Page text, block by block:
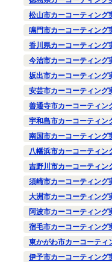
松山市カーコーティング
鳴門市カーコーティング
香川県カーコーティング
今治市カーコーティング
坂出市カーコーティング
安芸市カーコーティング
善通寺市カーコーティン
宇和島市カーコーティン
南国市カーコーティング
八幡浜市カーコーティン
吉野川市カーコーティン
須崎市カーコーティング
大洲市カーコーティング
阿波市カーコーティング
宿毛市カーコーティング
東かがわ市カーコーティ
伊予市カーコーティング